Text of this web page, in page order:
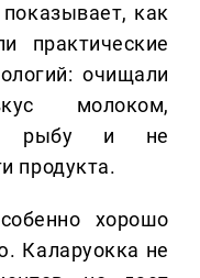
как
практические
очищали
молоком,
рыбу и не
продукта.
хорошо
Каларуокка не